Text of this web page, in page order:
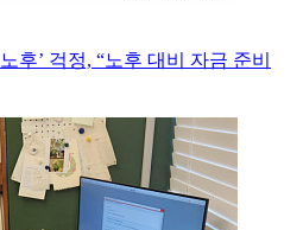
후’ 걱정, “노후 대비 자금 준비